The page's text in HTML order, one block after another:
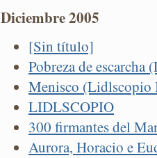
Diciembre 2005
[Sin título]
Pobreza de
Menisco (Lidlscopio
LIDLSCOPIO
300 firmantes del
Aurora, Horacio e